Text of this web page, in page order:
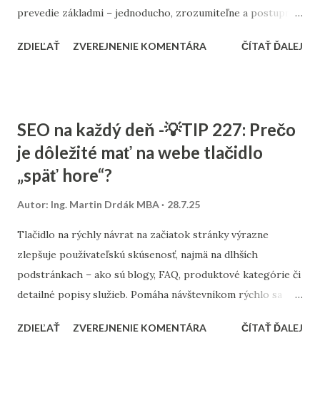
prevedie základmi – jednoducho, zrozumiteľne a postupne.
dôveru. Odporúča sa vytvoriť uvítací automat, ktorý
vyhnúť“. Obsah nech je praktický, krátky a ideálne doplnený
o ilustráciu či video. Takáto forma edukácie zvyšuje nielen
angažovanosť, ale aj retenciu. Zákazníci, ktorí sa cítia
ZDIEĽAŤ ZVEREJNENIE KOMENTÁRA ČÍTAŤ ĎALEJ
SEO na každý deň -💡TIP 227: Prečo
je dôležité mať na webe tlačidlo
„späť hore“?
Autor: Ing. Martin Drdák MBA 28.7.25
Tlačidlo na rýchly návrat na začiatok stránky výrazne
zlepšuje používateľskú skúsenosť, najmä na dlhších
podstránkach – ako sú blogy, FAQ, produktové kategórie či
detailné popisy služieb. Pomáha návštevníkom rýchlo sa
(používateľský zážitok) má vplyv aj na SEO. Ak sa návštevník
ZDIEĽAŤ ZVEREJNENIE KOMENTÁRA ČÍTAŤ ĎALEJ